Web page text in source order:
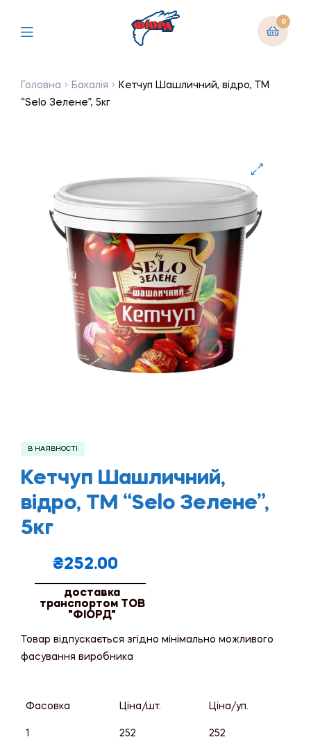
0
Головна Бакалія
Кетчуп Шашличний, відро, ТМ
“Selo Зелене”, 5кг
🔍
В НАЯВНОСТІ
Кетчуп Шашличний,
відро, ТМ “Selo Зелене”,
5кг
₴252.00
доставка
транспортом ТОВ
"ФІОРД"
Товар відпускається згідно мінімально можливого
фасування виробника
Фасовка Ціна/шт. Ціна/уп.
1 252 252